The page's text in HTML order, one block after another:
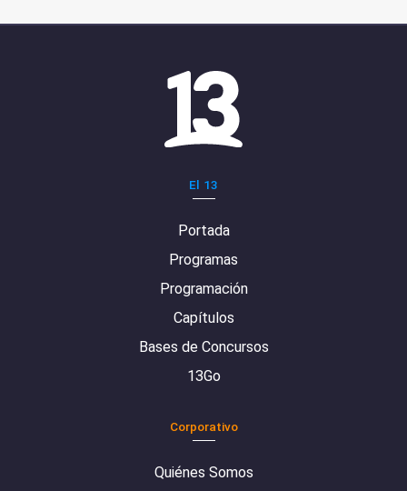
El 13
Portada
Programas
Programación
Capítulos
Bases de Concursos
13Go
Corporativo
Quiénes Somos